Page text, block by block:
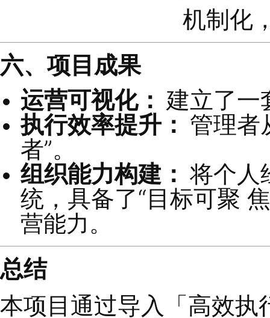
作落地，推动管
动思考
第三阶段：系统固
1.动态优化：
基
式从“驻店”改为“
高频辅
2.
体验检查表”）模